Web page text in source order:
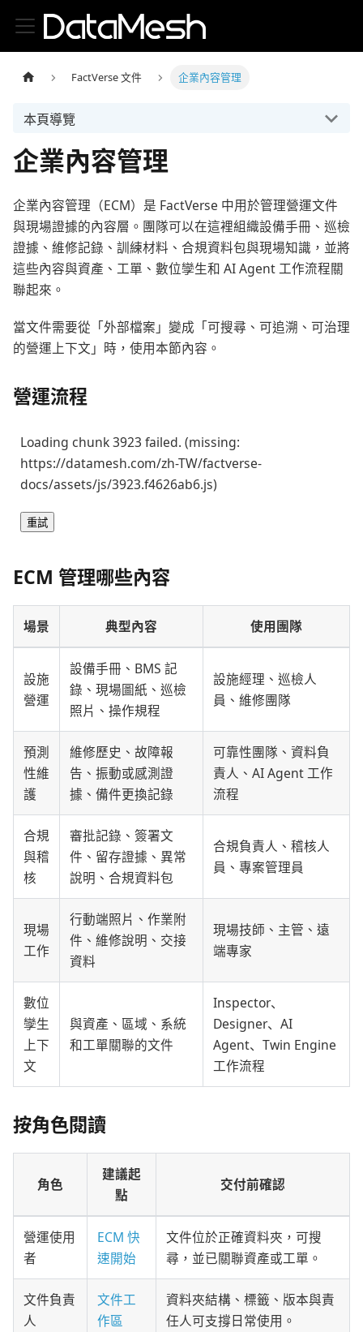
FactVerse 文件 企業內容管理
本頁導覽
企業內容管理
企業內容管理（ECM）是 FactVerse 中用於管理營運文件
與現場證據的內容層。團隊可以在這裡組織設備手冊、巡檢
證據、維修記錄、訓練材料、合規資料包與現場知識，並將
這些內容與資產、工單、數位孿生和 AI Agent 工作流程關
聯起來。
當文件需要從「外部檔案」變成「可搜尋、可追溯、可治理
的營運上下文」時，使用本節內容。
營運流程
Loading chunk 3923 failed. (missing:
https://datamesh.com/zh-TW/factverse-
docs/assets/js/3923.f4626ab6.js)
重試
ECM 管理哪些內容
場景 典型內容 使用團隊
設施
營運
設備手冊、BMS 記
錄、現場圖紙、巡檢
照片、操作規程
設施經理、巡檢人
員、維修團隊
預測
性維
護
維修歷史、故障報
告、振動或感測證
據、備件更換記錄
可靠性團隊、資料負
責人、AI Agent 工作
流程
合規
與稽
核
審批記錄、簽署文
件、留存證據、異常
說明、合規資料包
合規負責人、稽核人
員、專案管理員
現場
工作
行動端照片、作業附
件、維修說明、交接
資料
現場技師、主管、遠
端專家
數位
孿生
上下
文
與資產、區域、系統
和工單關聯的文件
Inspector、
Designer、AI
Agent、Twin Engine
工作流程
按角色閱讀
角色
建議起
點
交付前確認
營運使用
者
ECM 快
速開始
文件位於正確資料夾，可搜
尋，並已關聯資產或工單。
文件負責
人
文件工
作區
資料夾結構、標籤、版本與責
任人可支撐日常使用。